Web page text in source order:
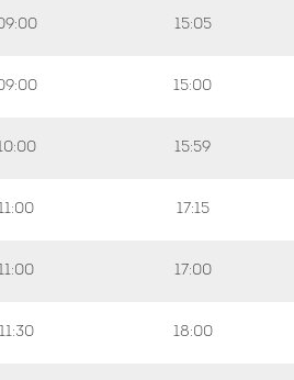
15:05
15:00
15:59
17:15
17:00
11:30 18:00